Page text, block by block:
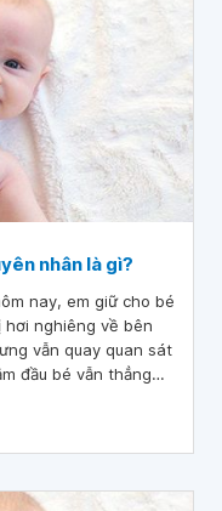
nhân là gì?
nay, em giữ cho bé
nghiêng về bên
vẫn quay quan sát
đầu bé vẫn thẳng
nhân là gì? Em